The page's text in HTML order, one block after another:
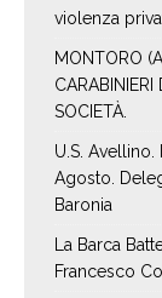
violenza
MONTORO
SOCIETÀ.
U.S.
Agosto.
Baronia
La Barca
Francesco